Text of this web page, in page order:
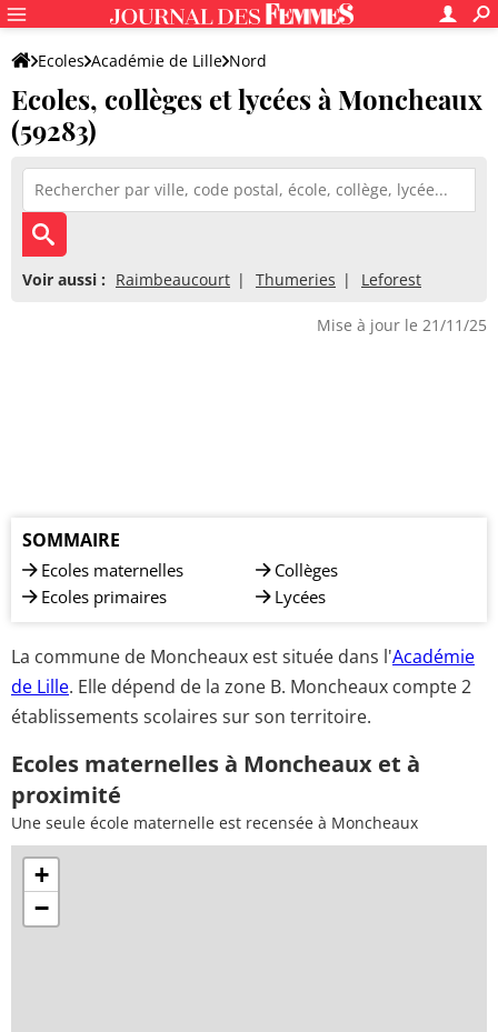
Ecoles Académie de Lille Nord
Ecoles, collèges et lycées à Moncheaux
(59283)
Voir aussi : Raimbeaucourt Thumeries Leforest
Mise à jour le 21/11/25
SOMMAIRE
Ecoles maternelles
Ecoles primaires
Collèges
Lycées
La commune de Moncheaux est située dans l'Académie
de Lille. Elle dépend de la zone B. Moncheaux compte 2
établissements scolaires sur son territoire.
Ecoles maternelles à Moncheaux et à
proximité
Une seule école maternelle est recensée à Moncheaux
+
−